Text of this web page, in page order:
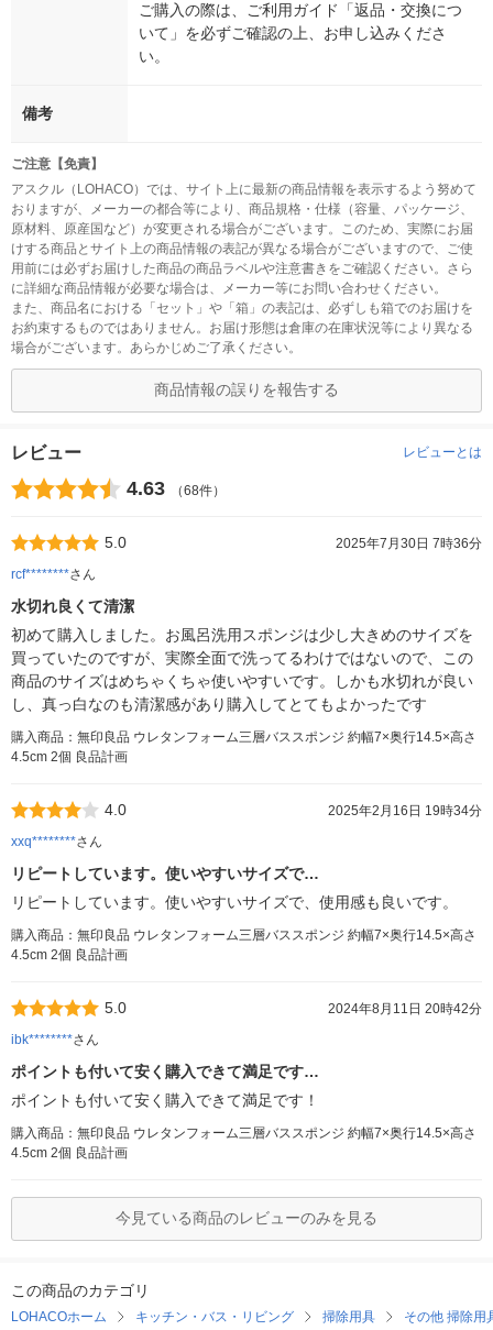
ご購入の際は、ご利用ガイド「返品・交換につ
いて」を必ずご確認の上、お申し込みくださ
い。
備考
ご注意【免責】
アスクル（LOHACO）では、サイト上に最新の商品情報を表示するよう努めて
おりますが、メーカーの都合等により、商品規格・仕様（容量、パッケージ、
原材料、原産国など）が変更される場合がございます。このため、実際にお届
けする商品とサイト上の商品情報の表記が異なる場合がございますので、ご使
用前には必ずお届けした商品の商品ラベルや注意書きをご確認ください。さら
に詳細な商品情報が必要な場合は、メーカー等にお問い合わせください。
また、商品名における「セット」や「箱」の表記は、必ずしも箱でのお届けを
お約束するものではありません。お届け形態は倉庫の在庫状況等により異なる
場合がございます。あらかじめご了承ください。
商品情報の誤りを報告する
レビュー レビューとは
4.63 （68件）
5.0
2025年7月30日 7時36分
rcf********さん
水切れ良くて清潔
初めて購入しました。お風呂洗用スポンジは少し大きめのサイズを
買っていたのですが、実際全面で洗ってるわけではないので、この
商品のサイズはめちゃくちゃ使いやすいです。しかも水切れが良い
し、真っ白なのも清潔感があり購入してとてもよかったです
購入商品：無印良品 ウレタンフォーム三層バススポンジ 約幅7×奥行14.5×高さ
4.5cm 2個 良品計画
4.0
2025年2月16日 19時34分
xxq********さん
リピートしています。使いやすいサイズで…
リピートしています。使いやすいサイズで、使用感も良いです。
購入商品：無印良品 ウレタンフォーム三層バススポンジ 約幅7×奥行14.5×高さ
4.5cm 2個 良品計画
5.0
2024年8月11日 20時42分
ibk********さん
ポイントも付いて安く購入できて満足です…
ポイントも付いて安く購入できて満足です！
購入商品：無印良品 ウレタンフォーム三層バススポンジ 約幅7×奥行14.5×高さ
4.5cm 2個 良品計画
今見ている商品のレビューのみを見る
この商品のカテゴリ
LOHACOホーム キッチン・バス・リビング 掃除用具 その他 掃除用